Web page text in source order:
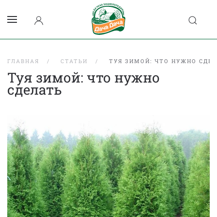
ГЛАВНАЯ СТАТЬИ ТУЯ ЗИМОЙ: ЧТО НУЖНО
Туя зимой: что нужно
сделать